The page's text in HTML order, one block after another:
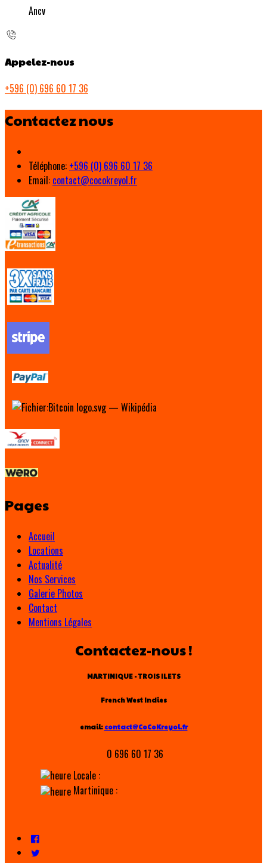
Ancv
Appelez-nous
+596 (0) 696 60 17 36
Contactez nous
Téléphone: +596 (0) 696 60 17 36
Email: contact@cocokreyol.fr
Pages
Accueil
Locations
Actualité
Nos Services
Galerie Photos
Contact
Mentions Légales
Contactez-nous !
MARTINIQUE - TROIS ILETS
French West Indies
email: contact@CoCoKreyol.fr
0 696 60 17 36
Locale :
Martinique :